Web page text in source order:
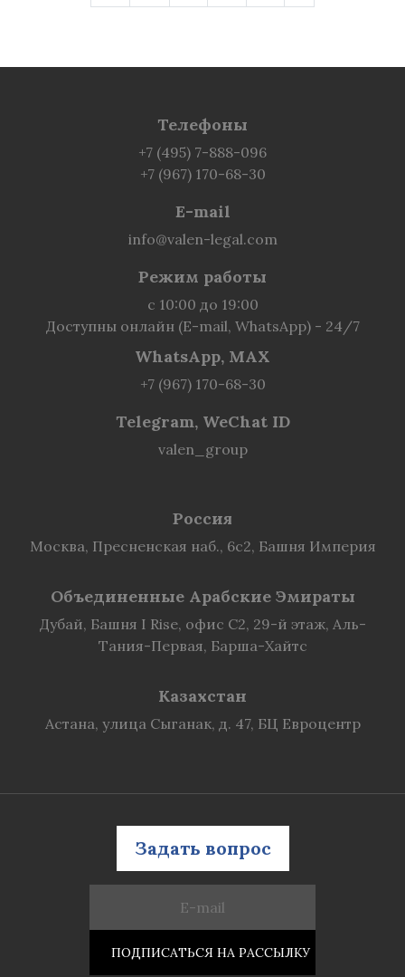
Телефоны
+7 (495) 7-888-096
+7 (967) 170-68-30
E-mail
info@valen-legal.com
Режим работы
с 10:00 до 19:00
Доступны онлайн (E-mail, WhatsApp) - 24/7
WhatsApp, MAX
+7 (967) 170-68-30
Telegram, WeChat ID
valen_group
Россия
Москва, Пресненская наб., 6с2, Башня Империя
Объединенные Арабские Эмираты
Дубай, Башня I Rise, офис C2, 29-й этаж, Аль-
Тания-Первая, Барша-Хайтс
Казахстан
Астана, улица Сыганак, д. 47, БЦ Евроцентр
Задать вопрос